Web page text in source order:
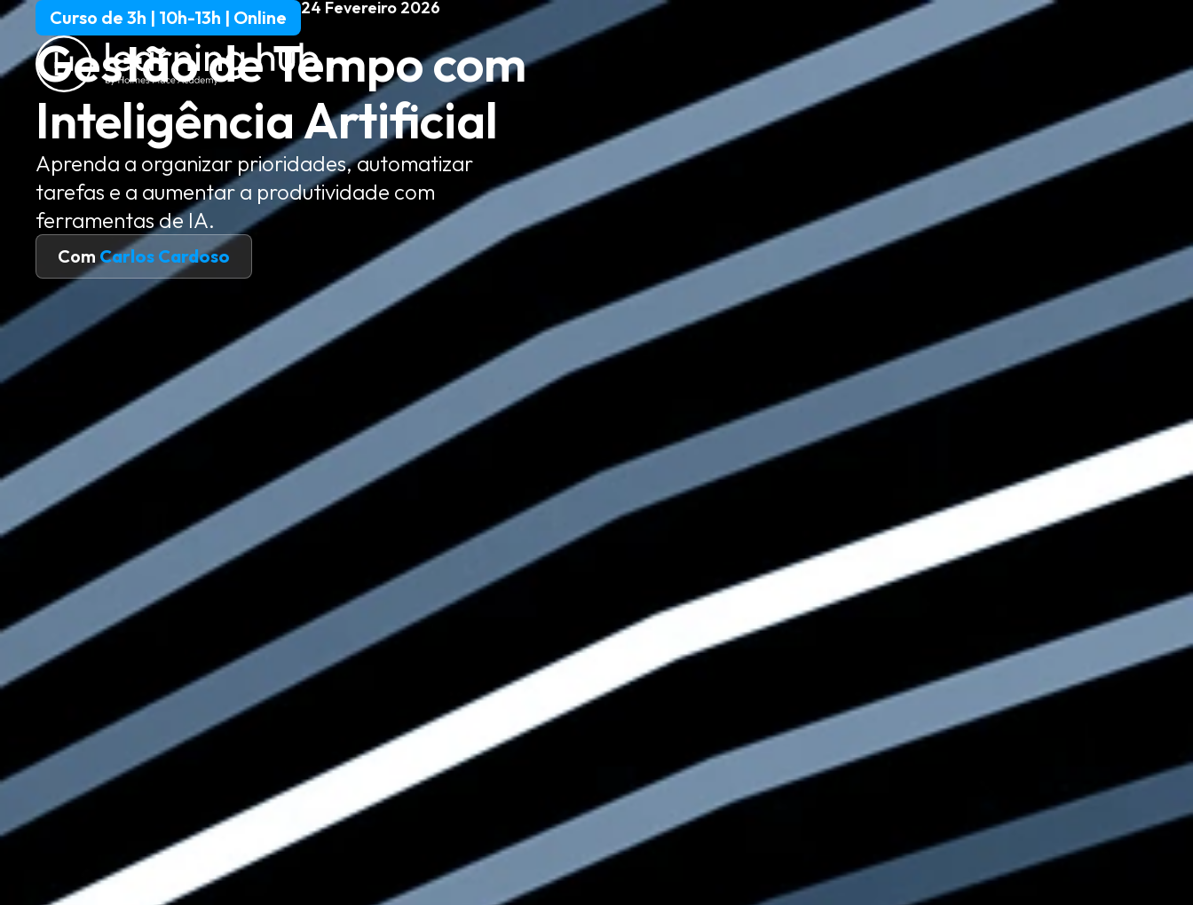
Curso de 3h | 10h-13h | Online 24 Fevereiro 2026
Gestão de Tempo com
Inteligência Artificial
Aprenda a organizar prioridades, automatizar
tarefas e a aumentar a produtividade com
ferramentas de IA.
Com Carlos Cardoso